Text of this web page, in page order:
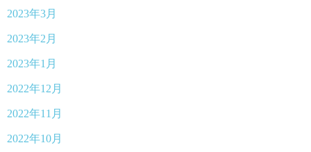
2023年3月
2023年2月
2023年1月
2022年12月
2022年11月
2022年10月